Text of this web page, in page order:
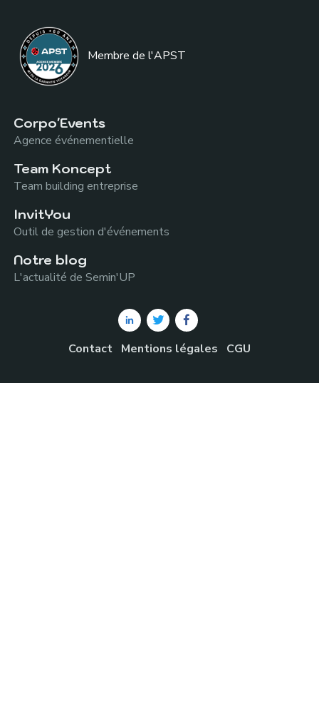
Membre de l'APST
Corpo'Events
Agence événementielle
Team Koncept
Team building entreprise
InvitYou
Outil de gestion d'événements
Notre blog
L'actualité de Semin'UP
Contact Mentions légales CGU